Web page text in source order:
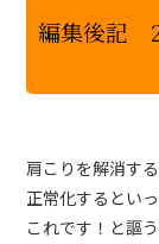
編集後記
肩こりを解消す
正常化するとい
これです！と謳